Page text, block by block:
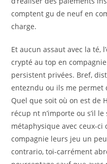
comptent gu de neuf en
charge.
Et aucun assaut avec la té,
crypté au top en
persistent privées. Bref,
entezndu ou ils me permet
Quel que soit où on est de
récup nt n’importe ou s’il
métaphysique avec ceux-
compagnie leurs jeu un
contrario, toi-carrément